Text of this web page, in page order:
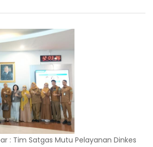
: Tim Satgas Mutu Pelayanan Dinkes